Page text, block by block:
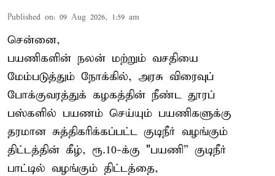
Published on: 09 Aug 2026, 1:59 am
சென்னை,
பயணிகளின் நலன் மற்றும் வசதியை
மேம்படுத்தும் நோக்கில், அரசு விரைவுப்
போக்குவரத்துக் கழகத்தின் நீண்ட தூரப்
பஸ்களில் பயணம் செய்யும் பயணிகளுக்கு
தரமான சுத்திகரிக்கப்பட்ட குடிநீர் வழங்கும்
திட்டத்தின் கீழ், ரூ.10-க்கு "பயணி” குடிநீர்
பாட்டில் வழங்கும் திட்டத்தை,